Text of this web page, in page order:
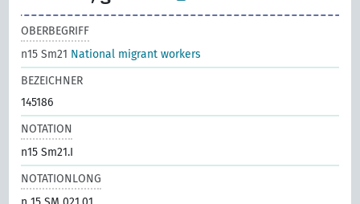
OBERBEGRIFF
n15 Sm21 National migrant workers
BEZEICHNER
145186
NOTATION
n15 Sm21.I
NOTATIONLONG